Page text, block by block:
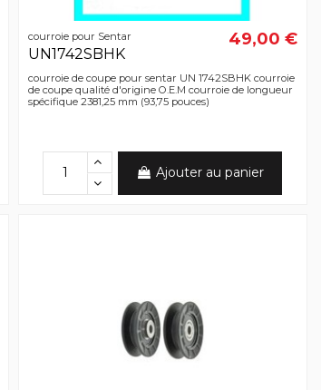
courroie pour Sentar
UN1742SBHK
49,00 €
courroie de coupe pour sentar UN 1742SBHK courroie
de coupe qualité d'origine O.E.M courroie de longueur
spécifique 2381,25 mm (93,75 pouces)
Ajouter au panier